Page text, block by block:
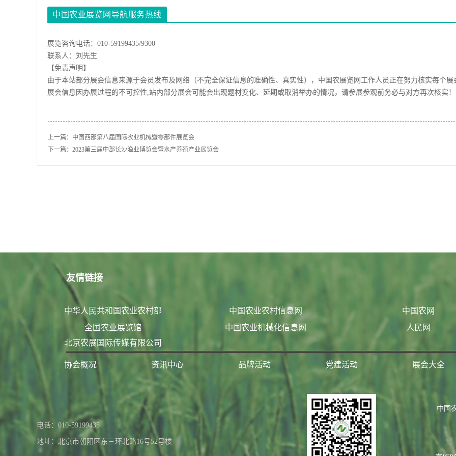
中国农业展览网导航服务热线
展览咨询电话：010-59199435/9300
联系人：刘先生
【免责声明】
由于本站部分展会信息来源于会员发布及网络（不完全保证信息的准确性、真实性），中国农展览网工作人员正在努力核实每个展
展会信息因办展过程的不可控性,站内部分展会可能会出现题材变化、延期或取消举办的情况，请参展参观前务必与对方再次核实！
上一篇： 中国西部第八届国际农业机械暨零部件展览会
下一篇： 2023第三届中部长沙渔业博览会暨水产养殖产业展览会
友情链接
中华人民共和国农业农村部
全国农业展览馆
北京农展国际传媒有限公司
中国农业农村信息网
中国农业机械化信息网
中国农网
人民网
协会概况 资讯中心 品牌活动 党建活动 展会大全
电话：010-59199435
地址：北京市朝阳区东三环北路16号52号楼
中国